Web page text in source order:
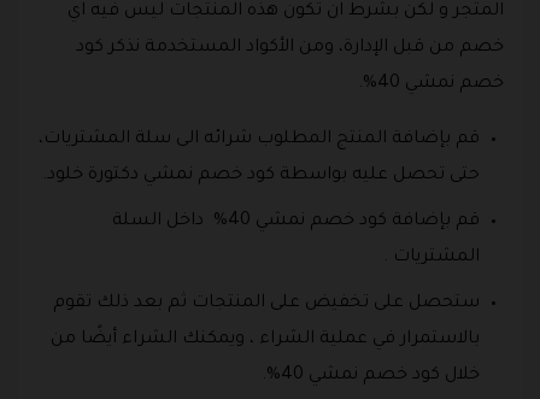
المتجر و لكن بشرط ان تكون هذه المنتجات ليس فيه اي
خصم من قبل الإدارة، ومن الأكواد المستخدمة نذكر كود
خصم نمشي 40%.
قم بإضافة المنتج المطلوب شرائه الى سلة المشتريات،
حتى تحصل عليه بواسطة كود خصم نمشي دكتورة خلود.
قم بإضافة كود خصم نمشي 40% داخل السلة
المشتريات .
ستحصل على تخفيض على المنتجات ثم بعد ذلك تقوم
بالاستمرار في عملية الشراء ، ويمكنك الشراء أيضًا من
خلال كود خصم نمشي 40%.